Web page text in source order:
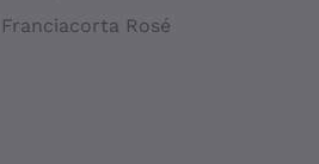
Franciacorta Rosé